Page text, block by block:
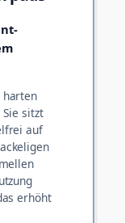
harten
sitzt
auf
erhöht